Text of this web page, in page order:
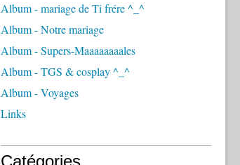
Album - mariage de Ti frére ^_^
Album - Notre mariage
Album - Supers-Maaaaaaaales
Album - TGS & cosplay ^_^
Album - Voyages
Links
Catégories